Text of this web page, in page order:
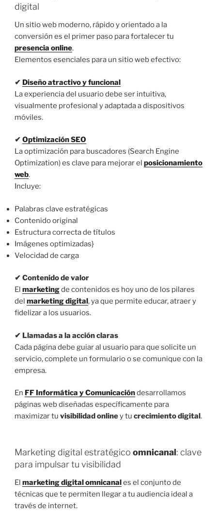
digital
Un sitio web moderno, rápido y orientado a la
conversión es el primer paso para fortalecer tu
presencia online.
Elementos esenciales para un sitio web efectivo:
✔ Diseño atractivo y funcional
La experiencia del usuario debe ser intuitiva,
visualmente profesional y adaptada a dispositivos
móviles.
✔ Optimización SEO
La optimización para buscadores (Search Engine
Optimization) es clave para mejorar el posicionamiento
web.
Incluye:
Palabras clave estratégicas
Contenido original
Estructura correcta de títulos
Imágenes optimizadas}
Velocidad de carga
✔ Contenido de valor
El marketingde contenidos es hoy uno de los pilares
del marketing digital, ya que permite educar, atraer y
fidelizar a los usuarios.
✔ Llamadas a la acción claras
Cada página debe guiar al usuario para que solicite un
servicio, complete un formulario o se comunique con la
empresa.
En FF Informática y Comunicacióndesarrollamos
páginas web diseñadas específicamente para
maximizar tu visibilidad onliney tu crecimiento digital.
Marketing digital estratégico omnicanal: clave
para impulsar tu visibilidad
El marketing digital omnicanales el conjunto de
técnicas que te permiten llegar a tu audiencia ideal a
través de internet.